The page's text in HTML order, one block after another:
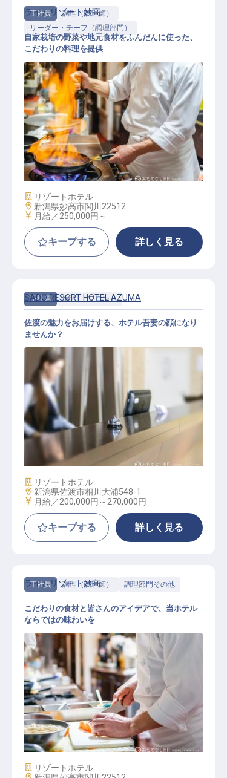
正社員
調理（調理師）
リーダー・チーフ（調理部門）
スーシェフ
ライムリゾート妙高
自家栽培の野菜や地元食材をふんだんに使った、
こだわりの料理を提供
施設業態
リゾートホテル
勤務地
新潟県妙高市関川22512
給与
月給／250,000円～
キープする 詳しく見る
正社員 宿泊 フロント
フロントスタッフ
SADO RESORT HOTEL AZUMA
佐渡の魅力をお届けする、ホテル吾妻の顔になり
ませんか？
施設業態
リゾートホテル
勤務地
新潟県佐渡市相川大浦548-1
給与
月給／200,000円～ 270,000円
キープする 詳しく見る
正社員 調理（調理師） 調理部門その他
調理師
ライムリゾート妙高
こだわりの食材と皆さんのアイデアで、当ホテル
ならではの味わいを
施設業態
リゾートホテル